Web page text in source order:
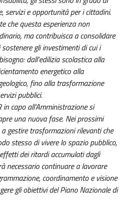
servizi e opportunità per i cittadini.
che questa esperienza non
ma contribuisca a consolidare
gli investimenti di cui i
dall'edilizia scolastica alla
energetico alla
fino alla trasformazione
pubblici.
capo all’Amministrazione si
una nuova fase. Nei prossimi
gestire trasformazioni rilevanti che
stesso di vivere lo spazio pubblico,
dei ritardi accumulati dagli
necessario continuare a lavorare
coordinamento e visione
gli obiettivi del Piano Nazionale di